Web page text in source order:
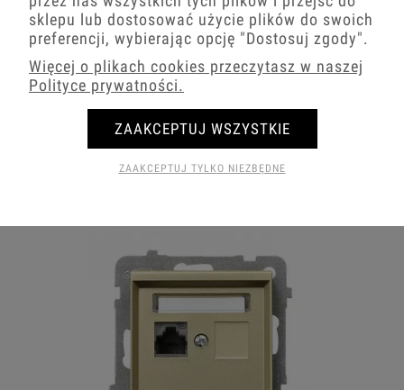
sklepu lub dostosować użycie plików do swoich
preferencji, wybierając opcję "Dostosuj zgody".
Więcej o plikach cookies przeczytasz w naszej
Polityce prywatności.
ZAAKCEPTUJ TYLKO NIEZBĘDNE
ZAAKCEPTUJ WSZYSTKIE